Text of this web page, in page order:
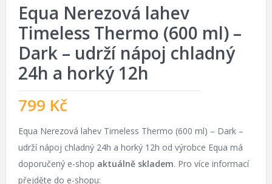
Equa Nerezová lahev
Timeless Thermo (600 ml) –
Dark – udrží nápoj chladný
24h a horký 12h
799 Kč
Equa Nerezová lahev Timeless Thermo (600 ml) – Dark –
udrží nápoj chladný 24h a horký 12h od výrobce Equa má
doporučený e-shop aktuálně skladem. Pro více informací
přejděte do e-shopu: